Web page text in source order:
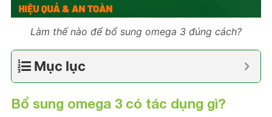
Làm thế nào để bổ sung omega 3 đúng cách?
Mục lục
Bổ sung omega 3 có tác dụng gì?